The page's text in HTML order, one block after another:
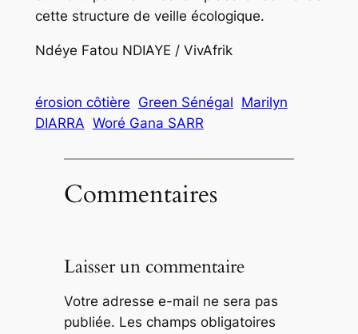
cette structure de veille écologique.
Ndéye Fatou NDIAYE / VivAfrik
érosion côtière Green Sénégal Marilyn
DIARRA Woré Gana SARR
Commentaires
Laisser un commentaire
Votre adresse e-mail ne sera pas
publiée. Les champs obligatoires